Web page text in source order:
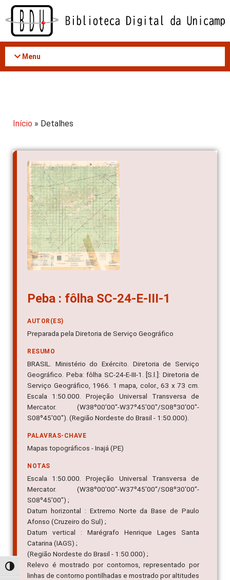
Acessar
conteúdo
Alternar alto contraste
Menu
Início » Detalhes
Peba : fôlha SC-24-E-III-1
AUTOR(ES)
Preparada pela Diretoria de Serviço Geográfico
RESUMO
BRASIL. Ministério do Exército. Diretoria de Serviço
Geográfico. Peba: fôlha SC-24-E-III-1. [S.l.]: Diretoria de
Serviço Geográfico, 1966. 1 mapa, color., 63 x 73 cm.
Escala 1:50.000. Projeção Universal Transversa de
Mercator. (W38º00'00"-W37º45'00"/S08º30'00"-
S08º45'00"). (Região Nordeste do Brasil - 1:50.000).
PALAVRAS-CHAVE
Mapas topográficos - Inajá (PE)
NOTAS
Escala 1:50.000. Projeção Universal Transversa de
Mercator. (W38º00'00"-W37º45'00"/S08º30'00"-
S08º45'00") ;
Datum horizontal : Extremo Norte da Base de Paulo
Afonso (Cruzeiro do Sul) ;
Datum vertical : Marégrafo Henrique Lages Santa
Catarina (IAGS) ;
(Região Nordeste do Brasil - 1:50.000) ;
Relevo é mostrado por contornos, representado por
linhas de contorno pontilhadas e mostrado por altitudes